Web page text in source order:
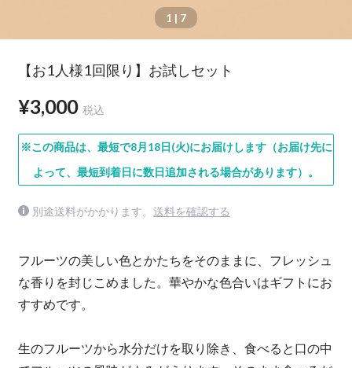
1 | 7
【お1人様1回限り】お試しセット
¥3,000 税込
※この商品は、最短で8月18日(火)にお届けします（お届け先に
よって、最短到着日に数日追加される場合があります）。
別途送料がかかります。 送料を確認する
フルーツの美しい色とかたちをそのままに、フレッシュ
な香りを封じこめました。華やかな色合いはギフトにお
すすめです。
生のフルーツから水分だけを取り除き、食べると口の中